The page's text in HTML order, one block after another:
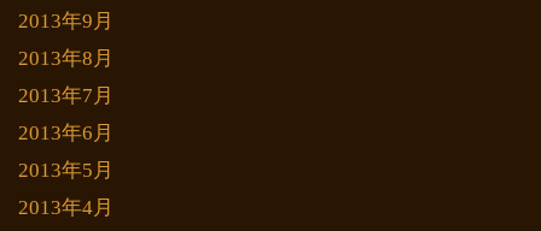
2013年9月
2013年8月
2013年7月
2013年6月
2013年5月
2013年4月